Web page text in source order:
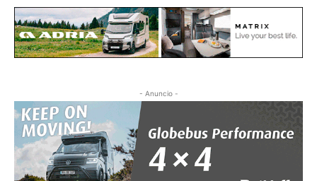
- Anuncio -